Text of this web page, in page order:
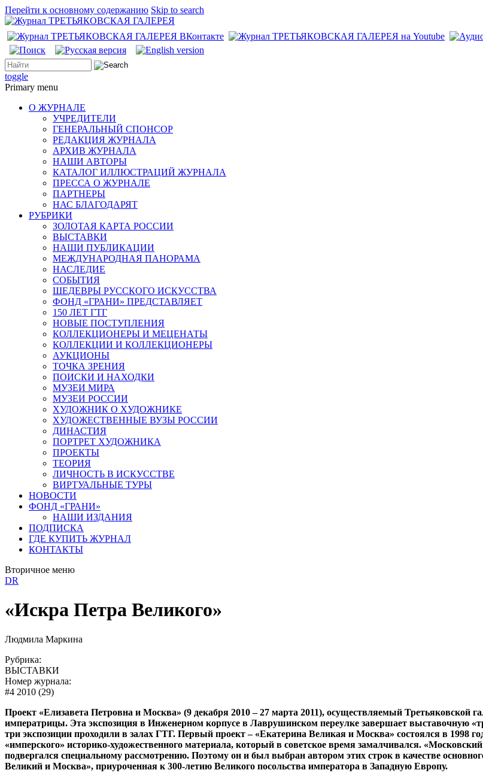
Перейти к основному содержанию Skip to search
toggle
Primary menu
О ЖУРНАЛЕ
УЧРЕДИТЕЛИ
ГЕНЕРАЛЬНЫЙ СПОНСОР
РЕДАКЦИЯ ЖУРНАЛА
АРХИВ ЖУРНАЛА
НАШИ АВТОРЫ
КАТАЛОГ ИЛЛЮСТРАЦИЙ ЖУРНАЛА
ПРЕССА О ЖУРНАЛЕ
ПАРТНЕРЫ
НАС БЛАГОДАРЯТ
РУБРИКИ
ЗОЛОТАЯ КАРТА РОССИИ
ВЫСТАВКИ
НАШИ ПУБЛИКАЦИИ
МЕЖДУНАРОДНАЯ ПАНОРАМА
НАСЛЕДИЕ
СОБЫТИЯ
ШЕДЕВРЫ РУССКОГО ИСКУССТВА
ФОНД «ГРАНИ» ПРЕДСТАВЛЯЕТ
150 ЛЕТ ГТГ
НОВЫЕ ПОСТУПЛЕНИЯ
КОЛЛЕКЦИОНЕРЫ И МЕЦЕНАТЫ
КОЛЛЕКЦИИ И КОЛЛЕКЦИОНЕРЫ
АУКЦИОНЫ
ТОЧКА ЗРЕНИЯ
ПОИСКИ И НАХОДКИ
МУЗЕИ МИРА
МУЗЕИ РОССИИ
ХУДОЖНИК О ХУДОЖНИКЕ
ХУДОЖЕСТВЕННЫЕ ВУЗЫ РОССИИ
ДИНАСТИЯ
ПОРТРЕТ ХУДОЖНИКА
ПРОЕКТЫ
ТЕОРИЯ
ЛИЧНОСТЬ В ИСКУССТВЕ
ВИРТУАЛЬНЫЕ ТУРЫ
НОВОСТИ
ФОНД «ГРАНИ»
НАШИ ИЗДАНИЯ
ПОДПИСКА
ГДЕ КУПИТЬ ЖУРНАЛ
КОНТАКТЫ
Вторичное меню
DR
«Искра Петра Великого»
Людмила Маркина
Рубрика:
ВЫСТАВКИ
Номер журнала:
#4 2010 (29)
Проект «Елизавета Петровна и Москва» (9 декабря 2010 – 27 марта 2011), осуществляемый Третьяковской
императрицы. Эта экспозиция в Инженерном корпусе в Лаврушинском переулке завершает выставочную
три экспозиции проходили в залах ГТГ. Первый проект – «Екатерина Великая и Москва» состоялся в 1998
«имперского» историко-художественного материала, который в советское время замалчивался.
подвергался специальному рассмотрению. Поэтому он и был выбран автором этих строк в качестве
Великий и Москва», приуроченная к 300-летию Великого посольства императора в Западную Европу.